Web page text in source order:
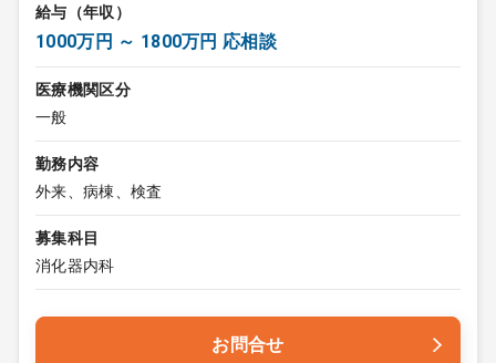
給与（年収）
1000万円 ～ 1800万円 応相談
医療機関区分
一般
勤務内容
外来、病棟、検査
募集科目
消化器内科
お問合せ